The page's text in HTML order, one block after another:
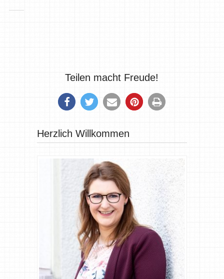
Teilen macht Freude!
Herzlich Willkommen